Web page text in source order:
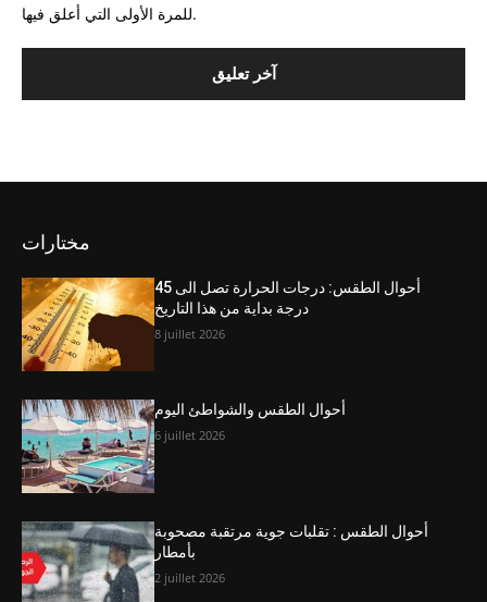
للمرة الأولى التي أعلق فيها.
مختارات
أحوال الطقس: درجات الحرارة تصل الى 45
درجة بداية من هذا التاريخ
8 juillet 2026
أحوال الطقس والشواطئ اليوم
6 juillet 2026
أحوال الطقس : تقلبات جوية مرتقبة مصحوبة
بأمطار
2 juillet 2026